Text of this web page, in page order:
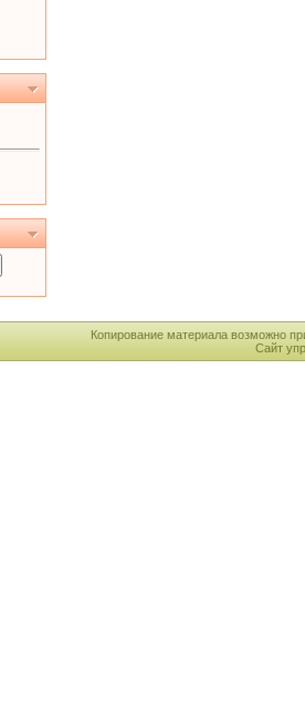
Копирование материала возможно
Сайт